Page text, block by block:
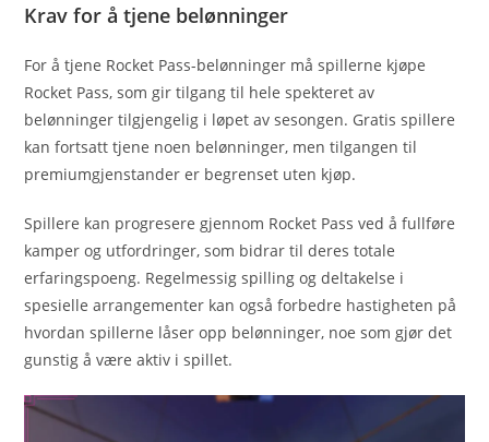
Krav for å tjene belønninger
For å tjene Rocket Pass-belønninger må spillerne kjøpe
Rocket Pass, som gir tilgang til hele spekteret av
belønninger tilgjengelig i løpet av sesongen. Gratis spillere
kan fortsatt tjene noen belønninger, men tilgangen til
premiumgjenstander er begrenset uten kjøp.
Spillere kan progresere gjennom Rocket Pass ved å fullføre
kamper og utfordringer, som bidrar til deres totale
erfaringspoeng. Regelmessig spilling og deltakelse i
spesielle arrangementer kan også forbedre hastigheten på
hvordan spillerne låser opp belønninger, noe som gjør det
gunstig å være aktiv i spillet.